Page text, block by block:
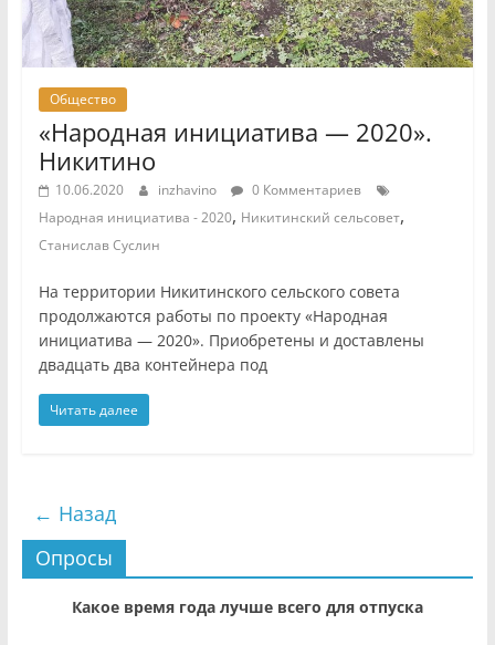
Общество
«Народная инициатива — 2020».
Никитино
10.06.2020 inzhavino
0 Комментариев
Народная инициатива - 2020, Никитинский сельсовет,
Станислав Суслин
На территории Никитинского сельского совета
продолжаются работы по проекту «Народная
инициатива — 2020». Приобретены и доставлены
двадцать два контейнера под
Читать далее
← Назад
Опросы
Какое время года лучше всего для отпуска